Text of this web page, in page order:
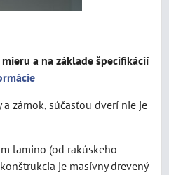
a na základe špecifikácií
zámok, súčasťou dverí nie je
lamino (od rakúskeho
je masívny drevený